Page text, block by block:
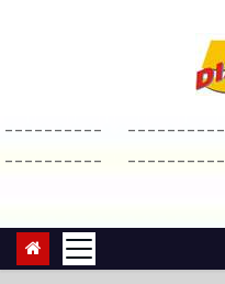
a
r
l
----------
----------
----------
----------